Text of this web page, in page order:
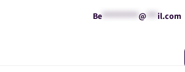
Be********** @ *** il.com